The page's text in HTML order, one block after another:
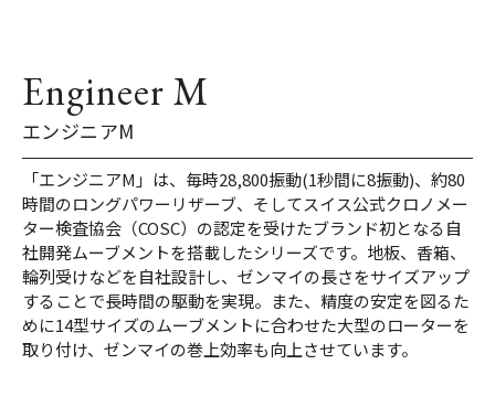
Engineer M
エンジニアM
「エンジニアM」は、毎時28,800振動(1秒間に8振動)、約80
時間のロングパワーリザーブ、そしてスイス公式クロノメー
ター検査協会（COSC）の認定を受けたブランド初となる自
社開発ムーブメントを搭載したシリーズです。地板、香箱、
輪列受けなどを自社設計し、ゼンマイの長さをサイズアップ
することで長時間の駆動を実現。また、精度の安定を図るた
めに14型サイズのムーブメントに合わせた大型のローターを
取り付け、ゼンマイの巻上効率も向上させています。